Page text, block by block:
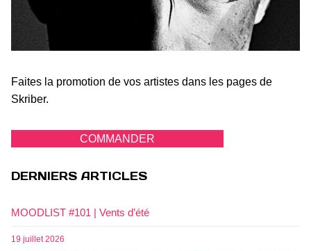
Faites la promotion de vos artistes dans les pages de
Skriber.
COMMANDER
DERNIERS ARTICLES
MOODLIST #101 | Vents d’été
19 juillet 2026